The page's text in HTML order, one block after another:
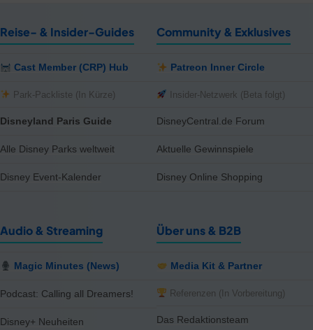
Reise- & Insider-Guides
Cast Member (CRP) Hub
Park-Packliste (In Kürze)
Disneyland Paris Guide
Alle Disney Parks weltweit
Disney Event-Kalender
Community & Exklusives
Patreon Inner Circle
Insider-Netzwerk (Beta folgt)
DisneyCentral.de Forum
Aktuelle Gewinnspiele
Disney Online Shopping
Audio & Streaming
Magic Minutes (News)
Podcast: Calling all Dreamers!
Disney+ Neuheiten
Über uns & B2B
Media Kit & Partner
Referenzen (In Vorbereitung)
Das Redaktionsteam